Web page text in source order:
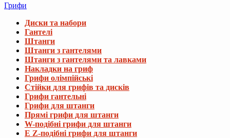
Грифи
Диски та набори
Гантелі
Штанги
Штанги з гантелями
Штанги з гантелями та лавками
Накладки на гриф
Грифи олімпійські
Стійки для грифів та дисків
Грифи гантельні
Грифи для штанги
Прямі грифи для штанги
W-подібні грифи для штанги
E Z-подібні грифи для штанги